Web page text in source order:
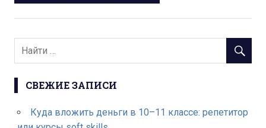
СВЕЖИЕ ЗАПИСИ
Куда вложить деньги в 10–11 классе: репетитор